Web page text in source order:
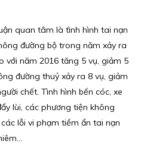
quan tâm là tình hình tai nạn
đường bộ trong năm xảy ra
với năm 2016 tăng 5 vụ, giảm 5
đường thuỷ xảy ra 8 vụ, giảm
chết. Tình hình bến cóc, xe
lùi, các phương tiện không
lỗi vi phạm tiềm ẩn tai nạn